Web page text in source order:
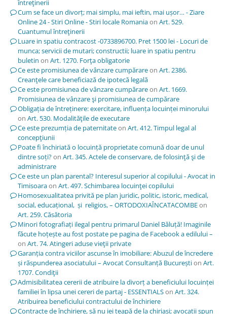
întreţinerii
Cum se face un divorț; mai simplu, mai ieftin, mai ușor… - Ziare
Online 24 - Stiri Online - Stiri locale Romaniaon Art. 529.
Cuantumul întreţinerii
Luare in spatiu contracost -0733896700. Pret 1500 lei - Locuri de
munca; servicii de mutari; constructii; luare in spatiu pentru
buletin on Art. 1270. Forţa obligatorie
Ce este promisiunea de vânzare cumpărareon Art. 2386.
Creanţele care beneficiază de ipotecă legală
Ce este promisiunea de vânzare cumpărareon Art. 1669.
Promisiunea de vânzare şi promisiunea de cumpărare
Obligația de întreținere: exercitare, influența locuinței minorului
on Art. 530. Modalităţile de executare
Ce este prezumția de paternitateon Art. 412. Timpul legal al
concepţiunii
Poate fi închiriată o locuință proprietate comună doar de unul
dintre soți?on Art. 345. Actele de conservare, de folosinţă şi de
administrare
Ce este un plan parental? Interesul superior al copilului - Avocat in
Timisoaraon Art. 497. Schimbarea locuinţei copilului
Homosexualitatea privită pe plan juridic, politic, istoric, medical,
social, educațional, și religios, – ORTODOXIAÎNCATACOMBEon
Art. 259. Căsătoria
Minori fotografiați ilegal pentru primarul Daniel Băluță! Imaginile
făcute hoțește au fost postate pe pagina de Facebook a edilului –
on Art. 74. Atingeri aduse vieţii private
Garanția contra viciilor ascunse în imobiliare: Abuzul de încredere
și răspunderea asociatului – Avocat Consultanță Bucureștion Art.
1707. Condiţii
Admisibilitatea cererii de atribuire la divorț a beneficiului locuinței
familiei în lipsa unei cereri de partaj - ESSENTIALSon Art. 324.
Atribuirea beneficiului contractului de închiriere
Contracte de închiriere, să nu iei țeapă de la chiriași; avocații spun